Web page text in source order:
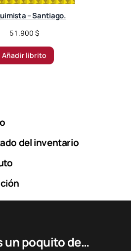
– Santiago.
51.900 $
Añadir librito
del inventario
un poquito de…